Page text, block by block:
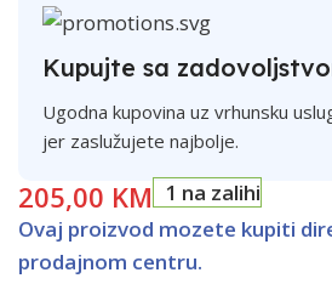
Kupujte sa
Ugodna kupovina uz vrhunsku
jer zaslužujete najbolje.
205,00 KM
1 na zalihi
Ovaj proizvod mozete kupiti
prodajnom centru.